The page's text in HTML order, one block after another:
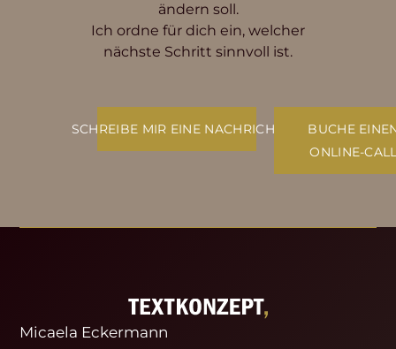
ändern soll.
Ich ordne für dich ein, welcher
nächste Schritt sinnvoll ist.
SCHREIBE MIR EINE NACHRICHT
BUCHE
ONLINE-
Micaela Eckermann